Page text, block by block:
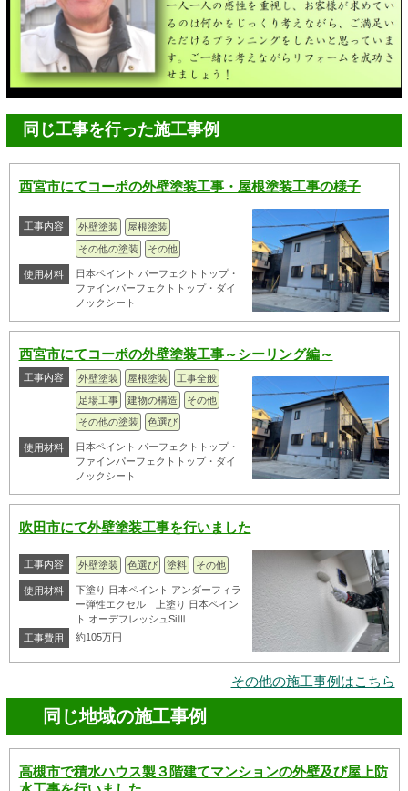
同じ工事を行った施工事例
西宮市にてコーポの外壁塗装工事・屋根塗装工事の様子
工事内容 外壁塗装
屋根塗装
その他の塗装
その他
使用材料
日本ペイント パーフェクトトップ・
ファインパーフェクトトップ・ダイ
ノックシート
西宮市にてコーポの外壁塗装工事～シーリング編～
工事内容 外壁塗装 屋根塗装
工事全般
足場工事
建物の構造
その他
その他の塗装
色選び
使用材料
日本ペイント パーフェクトトップ・
ファインパーフェクトトップ・ダイ
ノックシート
吹田市にて外壁塗装工事を行いました
工事内容 外壁塗装 色選び 塗料 その他
使用材料
下塗り 日本ペイント アンダーフィラ
ー弾性エクセル 上塗り 日本ペイン
ト オーデフレッシュSiⅢ
工事費用
約105万円
その他の施工事例はこちら
同じ地域の施工事例
高槻市で積水ハウス製３階建てマンションの外壁及び屋上防